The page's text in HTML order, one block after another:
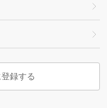
録する